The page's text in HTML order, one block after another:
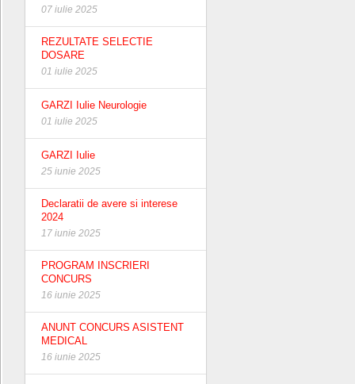
07 iulie 2025
REZULTATE SELECTIE
DOSARE
01 iulie 2025
GARZI Iulie Neurologie
01 iulie 2025
GARZI Iulie
25 iunie 2025
Declaratii de avere si interese
2024
17 iunie 2025
PROGRAM INSCRIERI
CONCURS
16 iunie 2025
ANUNT CONCURS ASISTENT
MEDICAL
16 iunie 2025